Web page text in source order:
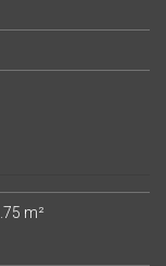
.75 m²